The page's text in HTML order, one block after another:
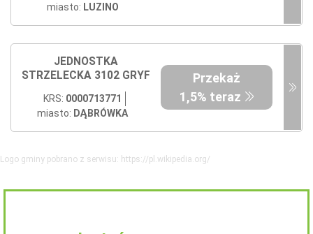
miasto: LUZINO
JEDNOSTKA
STRZELECKA 3102 GRYF
KRS: 0000713771
miasto: DĄBRÓWKA
Przekaż
1,5% teraz
Logo gminy pobrano z serwisu: https://pl.wikipedia.org/